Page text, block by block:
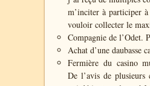
m’inciter à participer
vouloir collecter le
Compagnie de l’Odet.
Achat d’une daubasse
Fermière du casino
De l’avis de plusieurs